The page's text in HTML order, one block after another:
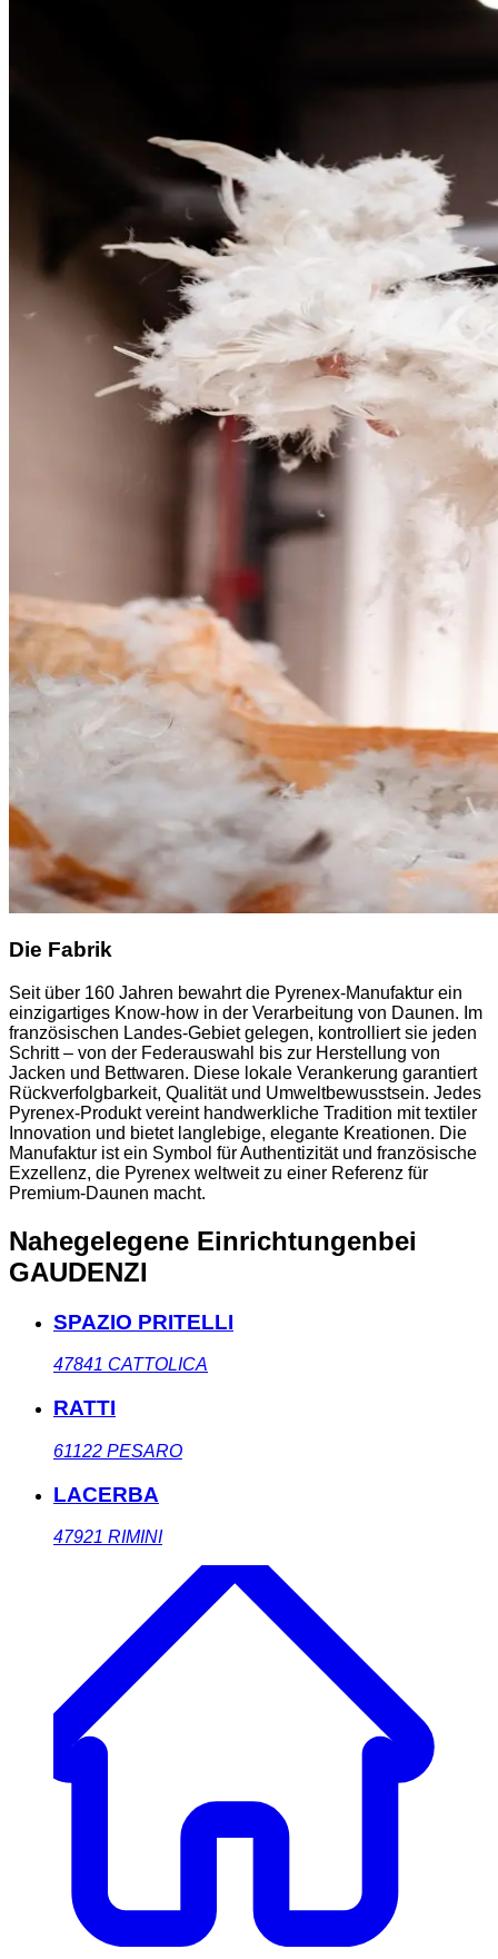
Die Fabrik
Seit über 160 Jahren bewahrt die Pyrenex-Manufaktur ein
einzigartiges Know-how in der Verarbeitung von Daunen. Im
französischen Landes-Gebiet gelegen, kontrolliert sie jeden
Schritt – von der Federauswahl bis zur Herstellung von
Jacken und Bettwaren. Diese lokale Verankerung garantiert
Rückverfolgbarkeit, Qualität und Umweltbewusstsein. Jedes
Pyrenex-Produkt vereint handwerkliche Tradition mit textiler
Innovation und bietet langlebige, elegante Kreationen. Die
Manufaktur ist ein Symbol für Authentizität und französische
Exzellenz, die Pyrenex weltweit zu einer Referenz für
Premium-Daunen macht.
Nahegelegene Einrichtungenbei
GAUDENZI
SPAZIO PRITELLI
47841 CATTOLICA
RATTI
61122 PESARO
LACERBA
47921 RIMINI